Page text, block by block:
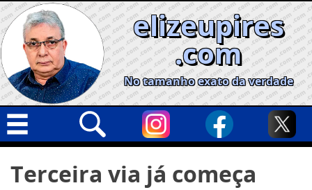
Skip
to
content
elizeupires
.com
No tamanho exato da verdade
Geral
por:
Terceira via já começa